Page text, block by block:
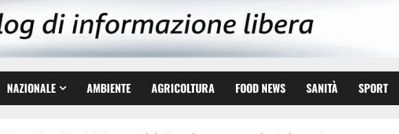
NAZIONALE AMBIENTE AGRICOLTURA FOOD NEWS SANITÀ SPORT